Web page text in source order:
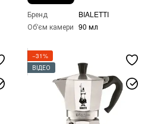
Бренд
BIALETTI
Об'єм камери 90 мл
−31%
ВІДЕО